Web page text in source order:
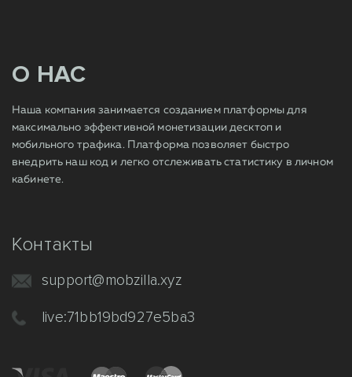
О НАС
Наша компания занимается созданием платформы для
максимально эффективной монетизации десктоп и
мобильного трафика. Платформа позволяет быстро
внедрить наш код и легко отслеживать статистику в личном
кабинете.
Контакты
support@mobzilla.xyz
live:71bb19bd927e5ba3